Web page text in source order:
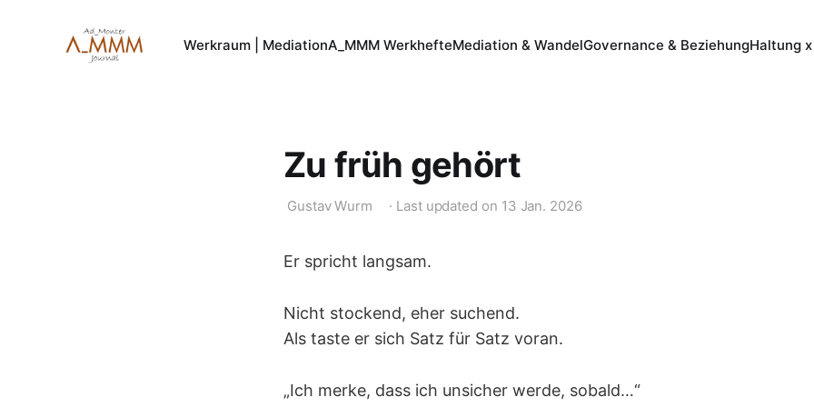
Werkraum | MediationA_MMM WerkhefteMediation & WandelGovernance & BeziehungHaltung
Zu früh gehört
Gustav Wurm · Last updated on 13 Jan. 2026
Er spricht langsam.
Nicht stockend, eher suchend.
Als taste er sich Satz für Satz voran.
„Ich merke, dass ich unsicher werde, sobald…“